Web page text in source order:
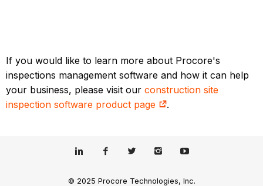
If you would like to learn more about Procore's
inspections management software and how it can help
your business, please visit ourconstruction site
inspection software product page
.
© 2025 Procore Technologies, Inc.